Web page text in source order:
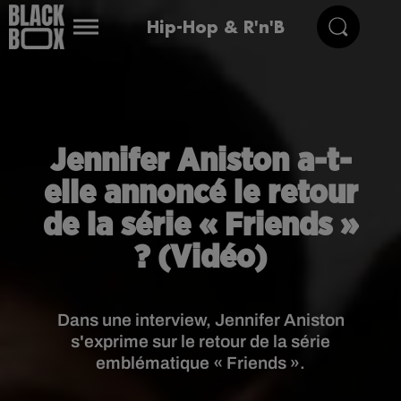
Hip-Hop & R'n'B
Jennifer Aniston a-t-
elle annoncé le retour
de la série « Friends »
? (Vidéo)
Dans une interview, Jennifer Aniston
s'exprime sur le retour de la série
emblématique « Friends ».